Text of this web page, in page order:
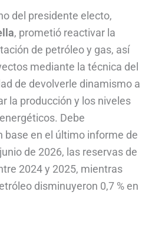
del presidente electo,
, prometió reactivar la
de petróleo y gas, así
mediante la técnica del
de devolverle dinamismo a
la producción y los niveles
Debe
base en el último informe de
de 2026, las reservas de
2024 y 2025, mientras
disminuyeron 0,7 % en